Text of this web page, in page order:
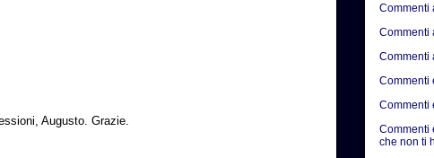
Augusto. Grazie.
Commenti
Commenti
Commenti
Commenti
Commenti
Commenti
che non ti